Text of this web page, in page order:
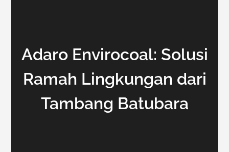
Adaro Envirocoal: Solusi
Ramah Lingkungan dari
Tambang Batubara